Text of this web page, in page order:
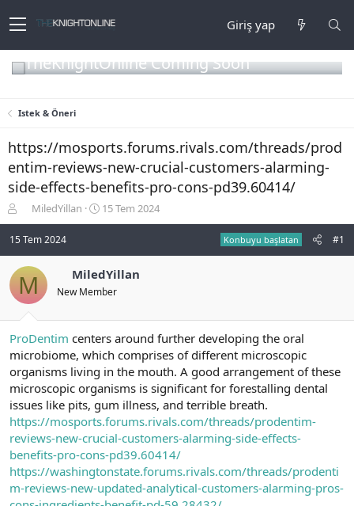
Giriş yap
TheKnightOnline Coming Soon
Istek & Öneri
https://mosports.forums.rivals.com/threads/prod
entim-reviews-new-crucial-customers-alarming-
side-effects-benefits-pro-cons-pd39.60414/
o
n
u
y
u
b
a
ş
l
t
a
n
MiledYillan
B
a
n
g
ç
t
a
r
h
i
15 Tem 2024
15 Tem 2024 Konbuyu başlatan #1
M MiledYillan
New Member
ProDentim centers around further developing the oral
microbiome, which comprises of different microscopic
organisms living in the mouth. A good arrangement of these
microscopic organisms is significant for forestalling dental
issues like pits, gum illness, and terrible breath.
https://mosports.forums.rivals.com/threads/prodentim-
reviews-new-crucial-customers-alarming-side-effects-
benefits-pro-cons-pd39.60414/
https://washingtonstate.forums.rivals.com/threads/prodenti
m-reviews-new-updated-analytical-customers-alarming-pros-